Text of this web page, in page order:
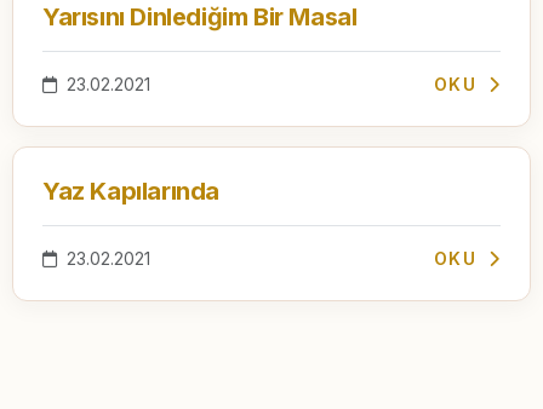
Yarısını Dinlediğim Bir Masal
23.02.2021 OKU
Yaz Kapılarında
23.02.2021 OKU